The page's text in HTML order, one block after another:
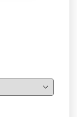
von 08:00